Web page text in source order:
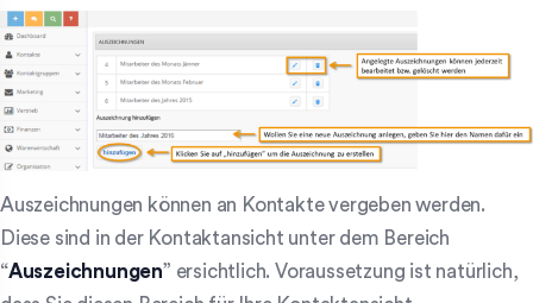
Auszeichnungen können an Kontakte vergeben werden.
Diese sind in der Kontaktansicht unter dem Bereich
“Auszeichnungen” ersichtlich. Voraussetzung ist natürlich,